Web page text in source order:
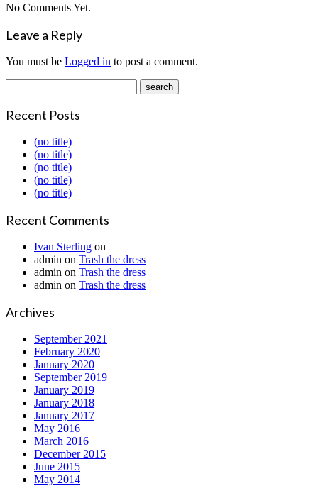
No Comments Yet.
Leave a Reply
You must be Logged in to post a comment.
Recent Posts
(no title)
(no title)
(no title)
(no title)
(no title)
Recent Comments
Ivan Sterling on
admin on Trash the dress
admin on Trash the dress
admin on Trash the dress
Archives
September 2021
February 2020
January 2020
September 2019
January 2019
January 2018
January 2017
May 2016
March 2016
December 2015
June 2015
May 2014